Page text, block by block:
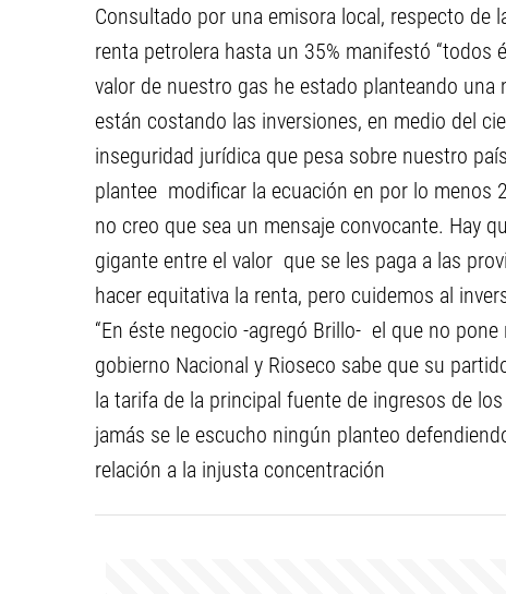
Consultado por una emisora local, respecto de
renta petrolera hasta un 35% manifestó
valor de nuestro gas he estado planteando
están costando las inversiones, en medio del
inseguridad jurídica que pesa sobre nuestro
plantee modificar la ecuación en por lo menos
no creo que sea un mensaje convocante. Hay
gigante entre el valor que se les paga a las
hacer equitativa la renta, pero cuidemos al
“En éste negocio -agregó Brillo- el que no
gobierno Nacional y Rioseco sabe que su
la tarifa de la principal fuente de ingresos de
jamás se le escucho ningún planteo
relación a la injusta concentración